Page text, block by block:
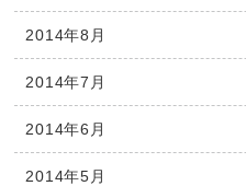
2014年8月
2014年7月
2014年6月
2014年5月